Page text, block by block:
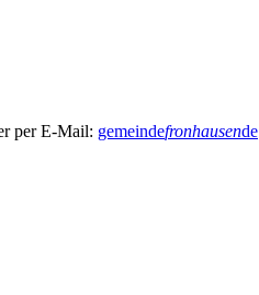
per E-Mail: gemeindefronhausende